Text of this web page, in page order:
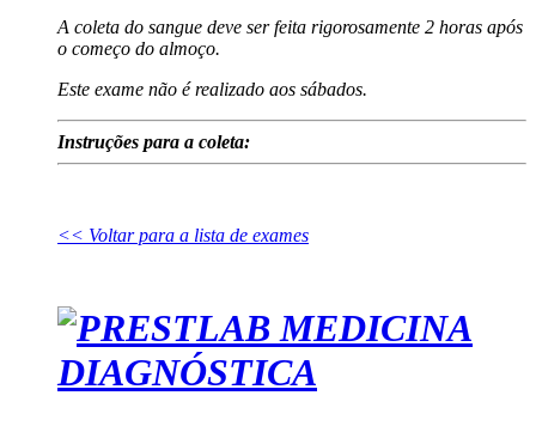
A coleta do sangue deve ser feita rigorosamente 2 horas após
o começo do almoço.
Este exame não é realizado aos sábados.
Instruções para a coleta:
<< Voltar para a lista de exames